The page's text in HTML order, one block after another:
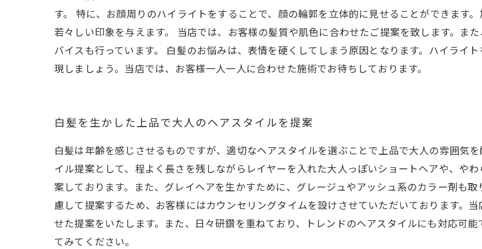
す。 特に、お顔周りのハイライトをすることで、顔の輪郭を立体的に見せることができます
若々しい印象を与えます。 当店では、お客様の髪質や肌色に合わせたご提案を致します。ま
バイスも行っています。 白髪のお悩みは、表情を硬くしてしまう原因となります。ハイライ
現しましょう。当店では、お客様一人一人に合わせた施術でお待ちしております。
白髪を生かした上品で大人のヘアスタイルを提案
白髪は年齢を感じさせるものですが、適切なヘアスタイルを選ぶことで上品で大人の雰囲気
イル提案として、程よく長さを残しながらレイヤーを入れた大人っぽいショートヘアや、や
案しております。また、グレイヘアを生かすために、グレージュやアッシュ系のカラー剤も
慮して提案するため、お客様にはカウンセリングタイムを設けさせていただいております。
せた提案をいたします。また、日々研鑽を重ねており、トレンドのヘアスタイルにも対応可
てみてください。